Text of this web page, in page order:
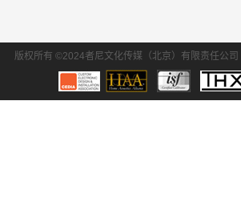
版权所有 ©2024者尼文化传媒（北京）有限责任公司